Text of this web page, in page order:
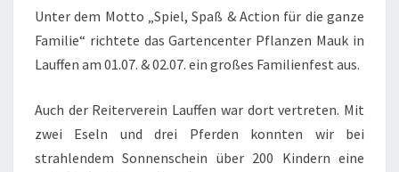
Unter dem Motto „Spiel, Spaß & Action für die ganze
Familie“ richtete das Gartencenter Pflanzen Mauk in
Lauffen am 01.07. & 02.07. ein großes Familienfest aus.
Auch der Reiterverein Lauffen war dort vertreten. Mit
zwei Eseln und drei Pferden konnten wir bei
strahlendem Sonnenschein über 200 Kindern eine